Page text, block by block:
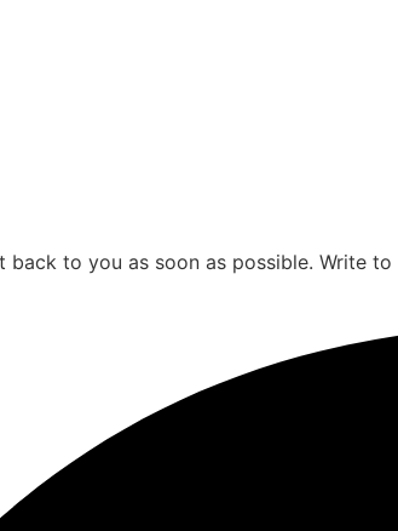
back to you as soon as possible. Write